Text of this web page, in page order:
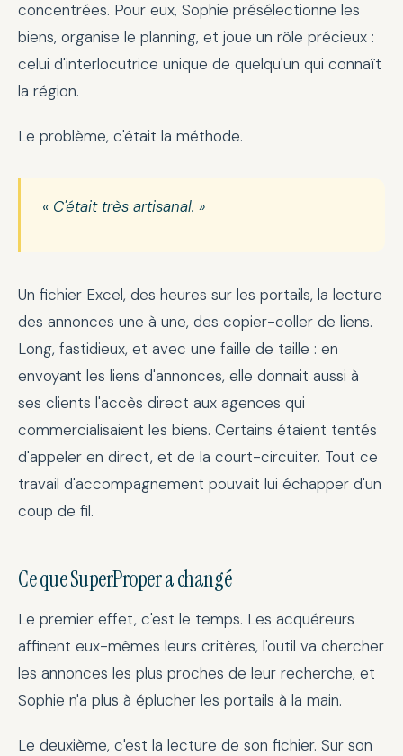
concentrées. Pour eux, Sophie présélectionne les
biens, organise le planning, et joue un rôle précieux :
celui d'interlocutrice unique de quelqu'un qui connaît
la région.
Le problème, c'était la méthode.
« C'était très artisanal. »
Un fichier Excel, des heures sur les portails, la lecture
des annonces une à une, des copier-coller de liens.
Long, fastidieux, et avec une faille de taille : en
envoyant les liens d'annonces, elle donnait aussi à
ses clients l'accès direct aux agences qui
commercialisaient les biens. Certains étaient tentés
d'appeler en direct, et de la court-circuiter. Tout ce
travail d'accompagnement pouvait lui échapper d'un
coup de fil.
Ce que SuperProper a changé
Le premier effet, c'est le temps. Les acquéreurs
affinent eux-mêmes leurs critères, l'outil va chercher
les annonces les plus proches de leur recherche, et
Sophie n'a plus à éplucher les portails à la main.
Le deuxième, c'est la lecture de son fichier. Sur son